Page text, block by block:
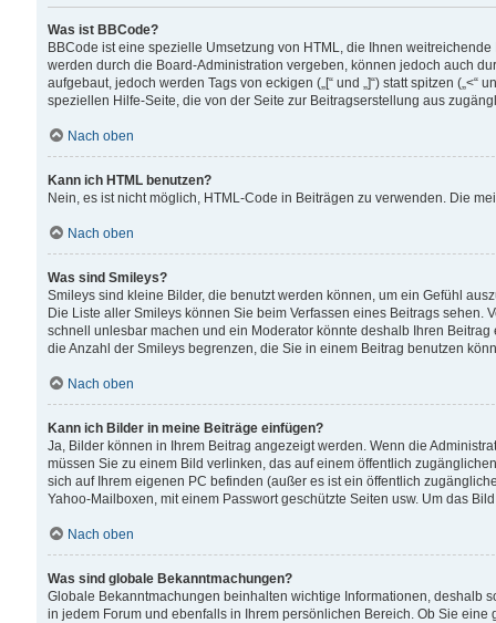
Was ist BBCode?
BBCode ist eine spezielle Umsetzung von HTML, die Ihnen
werden durch die Board-Administration vergeben, können jedoch auch
aufgebaut, jedoch werden Tags von eckigen („[“ und „]“) statt spitzen
speziellen Hilfe-Seite, die von der Seite zur Beitragserstellung aus
Nach oben
Kann ich HTML benutzen?
Nein, es ist nicht möglich, HTML-Code in Beiträgen zu verwenden. Die
Nach oben
Was sind Smileys?
Smileys sind kleine Bilder, die benutzt werden können, um ein Gefühl
Die Liste aller Smileys können Sie beim Verfassen eines Beitrags
schnell unlesbar machen und ein Moderator könnte deshalb Ihren
die Anzahl der Smileys begrenzen, die Sie in einem Beitrag benutzen
Nach oben
Kann ich Bilder in meine Beiträge einfügen?
Ja, Bilder können in Ihrem Beitrag angezeigt werden. Wenn die
müssen Sie zu einem Bild verlinken, das auf einem öffentlich
sich auf Ihrem eigenen PC befinden (außer es ist ein öffentlich
Yahoo-Mailboxen, mit einem Passwort geschützte Seiten usw. Um das
Nach oben
Was sind globale Bekanntmachungen?
Globale Bekanntmachungen beinhalten wichtige Informationen, deshalb
in jedem Forum und ebenfalls in Ihrem persönlichen Bereich. Ob Sie